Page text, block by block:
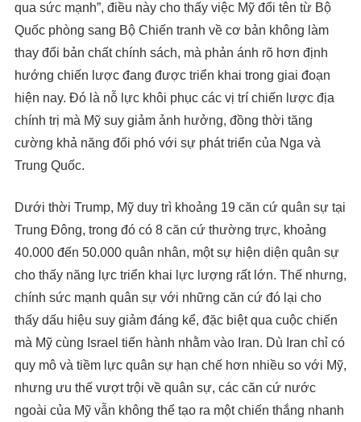
qua sức mạnh”, điều này cho thấy việc Mỹ đổi tên từ Bộ
Quốc phòng sang Bộ Chiến tranh về cơ bản không làm
thay đổi bản chất chính sách, mà phản ánh rõ hơn định
hướng chiến lược đang được triển khai trong giai đoạn
hiện nay. Đó là nỗ lực khôi phục các vị trí chiến lược địa
chính trị mà Mỹ suy giảm ảnh hưởng, đồng thời tăng
cường khả năng đối phó với sự phát triển của Nga và
Trung Quốc.
Dưới thời Trump, Mỹ duy trì khoảng 19 căn cứ quân sự tại
Trung Đông, trong đó có 8 căn cứ thường trực, khoảng
40.000 đến 50.000 quân nhân, một sự hiện diện quân sự
cho thấy năng lực triển khai lực lượng rất lớn. Thế nhưng,
chính sức mạnh quân sự với những căn cứ đó lại cho
thấy dấu hiệu suy giảm đáng kể, đặc biệt qua cuộc chiến
mà Mỹ cùng Israel tiến hành nhằm vào Iran. Dù Iran chỉ có
quy mô và tiềm lực quân sự hạn chế hơn nhiều so với Mỹ,
nhưng ưu thế vượt trội về quân sự, các căn cứ nước
ngoài của Mỹ vẫn không thể tạo ra một chiến thắng nhanh